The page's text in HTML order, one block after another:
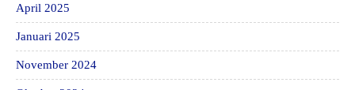
April 2025
Januari 2025
November 2024